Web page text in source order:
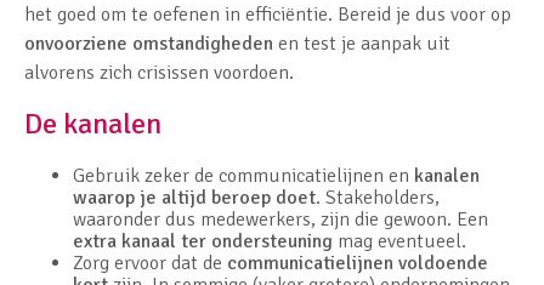
het goed om te oefenen in efficiëntie. Bereid je dus voor op
onvoorziene omstandigheden en test je aanpak uit
alvorens zich crisissen voordoen.
De kanalen
Gebruik zeker de communicatielijnen en kanalen
waarop je altijd beroep doet. Stakeholders,
waaronder dus medewerkers, zijn die gewoon. Een
extra kanaal ter ondersteuning mag eventueel.
Zorg ervoor dat de communicatielijnen voldoende